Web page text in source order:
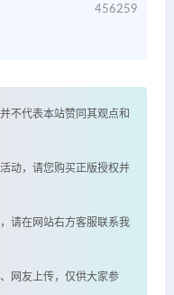
456259
不代表本站赞同其观点和
动，请您购买正版授权并
请在网站右方客服联系我
网友上传，仅供大家参